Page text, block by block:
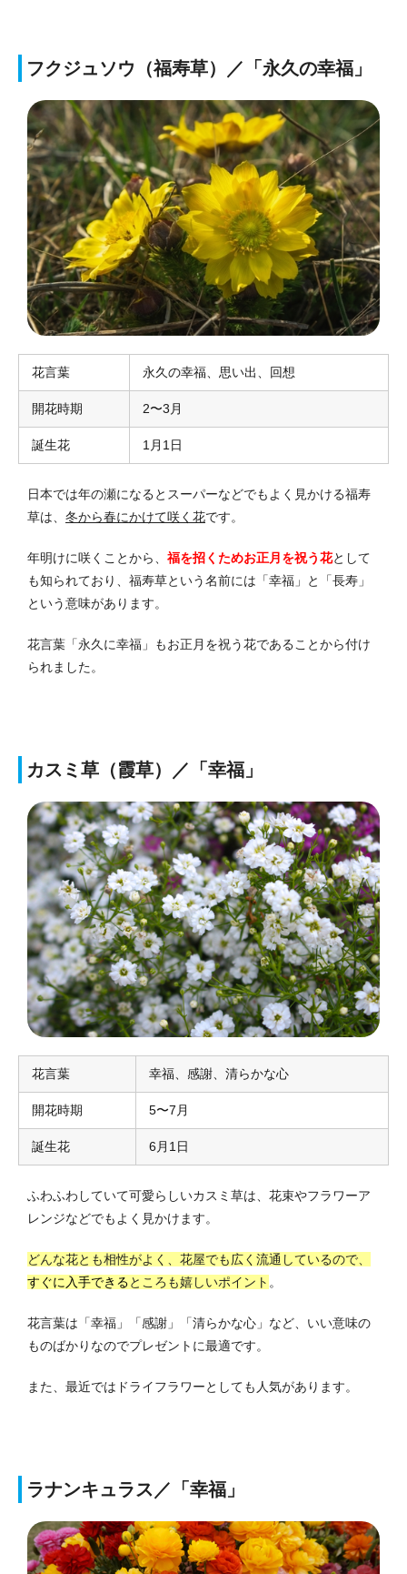
フクジュソウ（福寿草）／「永久の幸福」
花言葉 永久の幸福、思い出、回想
開花時期 2〜3月
誕生花 1月1日
日本では年の瀬になるとスーパーなどでもよく見かける福寿
草は、 冬から春にかけて咲く花です。
年明けに咲くことから、 福を招くためお正月を祝う花として
も知られており、福寿草という名前には「幸福」と「長寿」
という意味があります。
花言葉「永久に幸福」もお正月を祝う花であることから付け
られました。
カスミ草（霞草）／「幸福」
花言葉 幸福、感謝、清らかな心
開花時期 5〜7月
誕生花 6月1日
ふわふわしていて可愛らしいカスミ草は、花束やフラワーア
レンジなどでもよく見かけます。
どんな花とも相性がよく、花屋でも広く流通しているので、
すぐに入手できるところも嬉しいポイント 。
花言葉は「幸福」「感謝」「清らかな心」など、いい意味の
ものばかりなのでプレゼントに最適です。
また、最近ではドライフラワーとしても人気があります。
ラナンキュラス／「幸福」